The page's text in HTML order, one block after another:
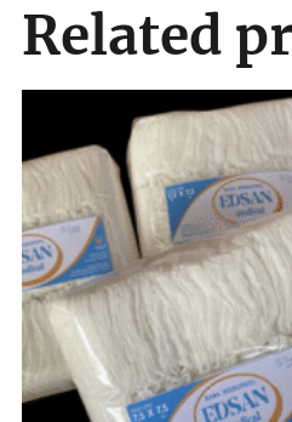
Related